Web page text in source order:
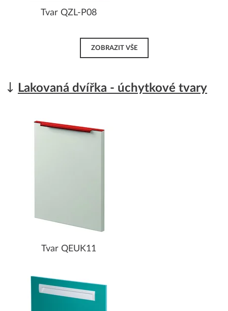
Tvar QZL-P08
ZOBRAZIT VŠE
Lakovaná dvířka - úchytkové tvary
Tvar QEUK11